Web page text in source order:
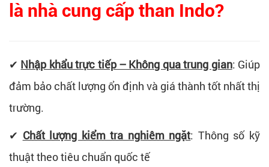
là nhà cung cấp than Indo?
✔ Nhập khẩu trực tiếp – Không qua trung gian: Giúp
đảm bảo chất lượng ổn định và giá thành tốt nhất thị
trường.
✔ Chất lượng kiểm tra nghiêm ngặt: Thông số kỹ
thuật theo tiêu chuẩn quốc tế